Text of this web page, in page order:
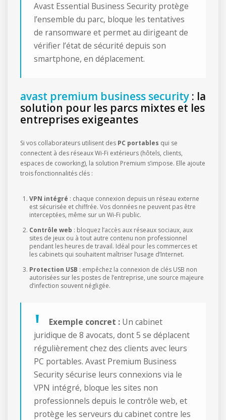
Avast Essential Business Security protège
l’ensemble du parc, bloque les tentatives
de ransomware et permet au dirigeant de
vérifier l’état de sécurité depuis son
smartphone, en déplacement.
avast premium business security : la
solution pour les parcs mixtes et les
entreprises exigeantes
Si vos collaborateurs utilisent des PC portables qui se
connectent à des réseaux Wi-Fi extérieurs (hôtels, clients,
espaces de coworking), la solution Premium s’impose. Elle ajoute
trois fonctionnalités clés :
VPN intégré : chaque connexion depuis un réseau externe
est sécurisée et chiffrée. Vos données ne peuvent pas être
interceptées, même sur un Wi-Fi public.
Contrôle web : bloquez l’accès aux réseaux sociaux, aux
sites de jeux ou à tout autre contenu non professionnel
pendant les heures de travail. Idéal pour les commerces et
les cabinets qui souhaitent maîtriser l’usage d’Internet.
Protection USB : empêchez la connexion de clés USB non
autorisées sur les postes de l’entreprise, une source majeure
d’infection souvent négligée.
Exemple concret :Un cabinet
juridique de 8 avocats, dont 5 se déplacent
régulièrement chez des clients avec leurs
PC portables. Avast Premium Business
Security sécurise leurs connexions via le
VPN intégré, bloque les sites non
professionnels depuis le contrôle web, et
protège les serveurs du cabinet contre les